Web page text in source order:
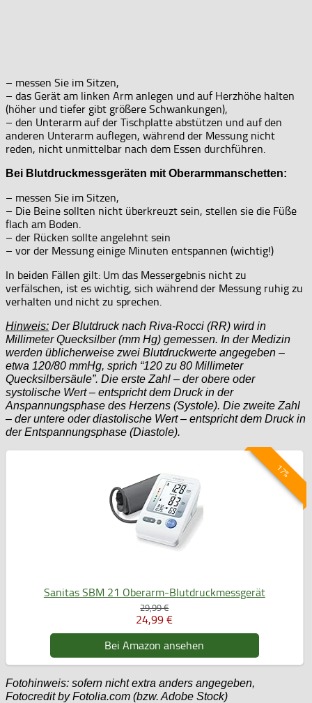
– messen Sie im Sitzen,
– das Gerät am linken Arm anlegen und auf Herzhöhe halten
(höher und tiefer gibt größere Schwankungen),
– den Unterarm auf der Tischplatte abstützen und auf den
anderen Unterarm auflegen, während der Messung nicht
reden, nicht unmittelbar nach dem Essen durchführen.
Bei Blutdruckmessgeräten mit Oberarmmanschetten:
– messen Sie im Sitzen,
– Die Beine sollten nicht überkreuzt sein, stellen sie die Füße
flach am Boden.
– der Rücken sollte angelehnt sein
– vor der Messung einige Minuten entspannen (wichtig!)
In beiden Fällen gilt: Um das Messergebnis nicht zu
verfälschen, ist es wichtig, sich während der Messung ruhig zu
verhalten und nicht zu sprechen.
Hinweis: Der Blutdruck nach Riva-Rocci (RR) wird in
Millimeter Quecksilber (mm Hg) gemessen. In der Medizin
werden üblicherweise zwei Blutdruckwerte angegeben –
etwa 120/80 mmHg, sprich “120 zu 80 Millimeter
Quecksilbersäule”. Die erste Zahl – der obere oder
systolische Wert – entspricht dem Druck in der
Anspannungsphase des Herzens (Systole). Die zweite Zahl
– der untere oder diastolische Wert – entspricht dem Druck in
der Entspannungsphase (Diastole).
17%
Sanitas SBM 21 Oberarm-Blutdruckmessgerät
29,99 €
24,99 €
Bei Amazon ansehen
Fotohinweis: sofern nicht extra anders angegeben,
Fotocredit by Fotolia.com (bzw. Adobe Stock)